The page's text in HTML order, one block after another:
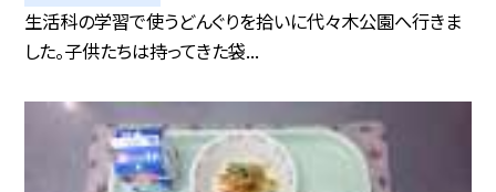
生活科の学習で使うどんぐりを拾いに代々木公園へ行きま
した。子供たちは持ってきた袋...